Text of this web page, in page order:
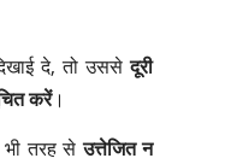
दे, तो उससेदूरी
करें।
भी तरह सेउत्तेजित न